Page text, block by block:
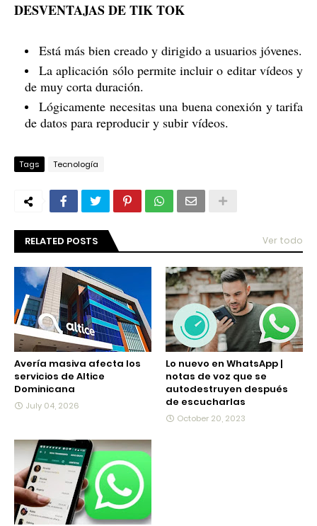
DESVENTAJAS DE TIK TOK
Está más bien creado y dirigido a usuarios jóvenes.
La aplicación sólo permite incluir o editar vídeos y
de muy corta duración.
Lógicamente necesitas una buena conexión y tarifa
de datos para reproducir y subir vídeos.
Tags Tecnología
RELATED POSTS Ver todo
Avería masiva afecta los
servicios de Altice
Dominicana
July 04, 2026
Lo nuevo en WhatsApp |
notas de voz que se
autodestruyen después
de escucharlas
October 20, 2023